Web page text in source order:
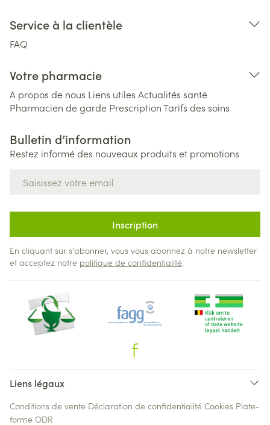
Service à la clientèle
FAQ
Votre pharmacie
A propos de nous Liens utiles Actualités santé
Pharmacien de garde PrescriptionTarifs des soins
Bulletin d’information
Restez informé des nouveaux produits et promotions
Inscription
En cliquant sur s'abonner, vous vous abonnez à notre newsletter
et acceptez notre politique de confidentialité.
Liens légaux
Conditions de vente Déclaration de confidentialité Cookies Plate-
forme ODR